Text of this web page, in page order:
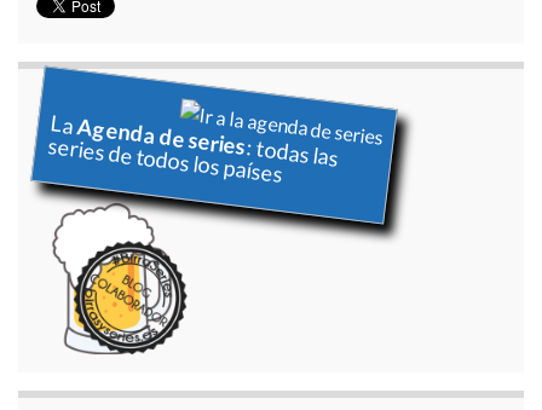
LaAgenda de series: todas las
series de todos los países